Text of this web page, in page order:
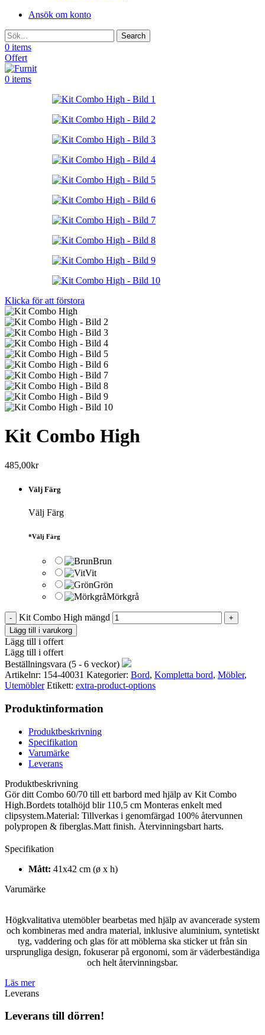
Ansök om konto
Search
0 items
Offert
0 items
Klicka för att förstora
Kit Combo High
485,00kr
Välj Färg
Välj Färg
*Välj Färg
Brun
Vit
Grön
Mörkgrå
Kit Combo High mängd
Lägg till i varukorg
Lägg till i offert
Lägg till i offert
Beställningsvara (5 - 6 veckor)
Artikelnr: 154-40031 Kategorier: Bord, Kompletta bord, Möbler,
Utemöbler Etikett: extra-product-options
Produktinformation
Produktbeskrivning
Specifikation
Varumärke
Leverans
Produktbeskrivning
Gör ditt Combo 60/70 till ett barbord med hjälp av Kit Combo
High.Bordets totalhöjd blir 110,5 cm Monteras enkelt med
clipsystem.Material: Tillverkas i genomfärgad 100% återvunnen
polypropen & fiberglas.Matt finish. Återvinningsbart harts.
Specifikation
Mått: 41x42 cm (ø x h)
Varumärke
Högkvalitativa utemöbler bearbetas med hjälp av avancerade system
och kombineras med andra material, inklusive aluminium, syntetiskt
tyg, vaddering och glas för att möblerna ska sticker ut från sin
ursprungliga design, fokuserar på ergonomi, som är väderbeständiga
och helt återvinningsbar.
Läs mer
Leverans
Leverans till dörren!